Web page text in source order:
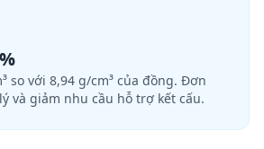
so với 8,94 g/cm³ của đồng. Đơn
và giảm nhu cầu hỗ trợ kết cấu.